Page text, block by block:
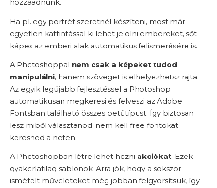
hozzáadnunk.
Ha pl. egy portrét szeretnél készíteni, most már
egyetlen kattintással ki lehet jelölni embereket, sőt
képes az emberi alak automatikus felismerésére is.
A Photoshoppal nem csak a képeket tudod
manipulálni, hanem szöveget is elhelyezhetsz rajta.
Az egyik legújabb fejlesztéssel a Photoshop
automatikusan megkeresi és felveszi az Adobe
Fontsban található összes betűtípust. Így biztosan
lesz miből választanod, nem kell free fontokat
keresned a neten.
A Photoshopban létre lehet hozni akciókat. Ezek
gyakorlatilag sablonok. Arra jók, hogy a sokszor
ismételt műveleteket még jobban felgyorsítsuk, így